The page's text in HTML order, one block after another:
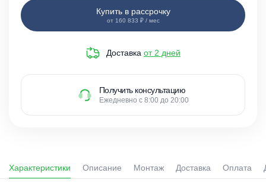
Купить в рассрочку
от 160 833 ₽ / мес
Доставка от 2 дней
Получить консультацию
Ежедневно с 8:00 до 20:00
Характеристики Описание Монтаж Доставка Оплата